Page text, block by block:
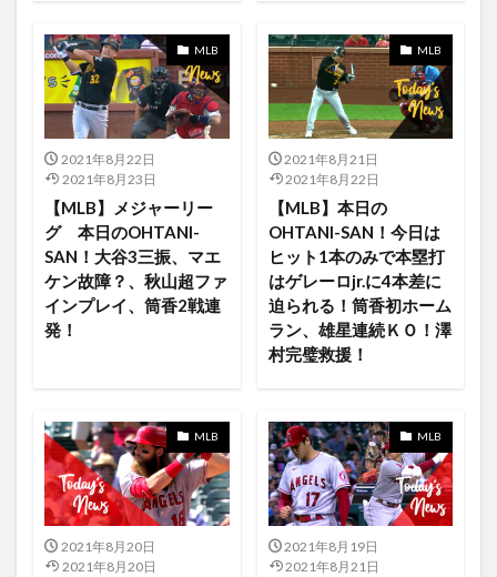
AllStar
AllStargame
Angels vs Padres
AngelsvsIndians
August
App検索フィールドの設置
AppleStore
AppleTV AppleTV OS14
AppleTV+
applewatch
Appleシリコン
Apple独自
Apple製品
April
AppleOnen
Are You Bored Yet?
Artist
Ash
asohka tano
Astros
Athletics vs Angels
Athletics アスレチックス
Audio
ApplePay
AppleOne
AngelsvsRedSox
Apple Arcadeのゲーム
Angelsゲームハイライ
Angelsゲームハイライト
Apple Card
AppleMusic Material Boy Kilby Girl
Apple Music
Apple One
Apple Pencil
Apple Silicon
Apple TV +
Apple TV 4K
Apple Watch
AppleMacBookPro
AppleMusic
final season
abiimo
MLB
2021年8月22日
2021年8月23日
【MLB】メジャーリー
グ 本日のOHTANI-
SAN！大谷3三振、マエ
ケン故障？、秋山超ファ
インプレイ、筒香2戦連
発！
MLB
2021年8月21日
2021年8月22日
【MLB】本日の
OHTANI-SAN！今日は
ヒット1本のみで本塁打
はゲレーロjr.に4本差に
迫られる！筒香初ホーム
ラン、雄星連続ＫＯ！澤
村完璧救援！
MLB
2021年8月20日
2021年8月20日
MLB
2021年8月19日
2021年8月21日